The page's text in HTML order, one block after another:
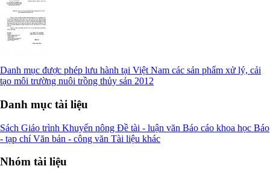
Danh mục được phép lưu hành tại Việt Nam các sản phẩm xử lý, cải
tạo môi trường nuôi trồng thủy sản 2012
Danh mục tài liệu
Sách Giáo trình Khuyến nông Đề tài - luận văn Báo cáo khoa học Báo
- tạp chíVăn bản - công văn Tài liệu khác
Nhóm tài liệu